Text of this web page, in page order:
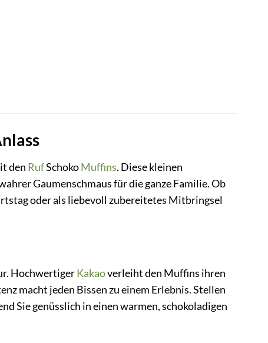
den RufSchokoMuffins. Diese kleinen
Gaumenschmaus für die ganze Familie. Ob
oder als liebevoll zubereitetes Mitbringsel
HochwertigerKakaoverleiht den Muffins ihren
macht jeden Bissen zu einem Erlebnis. Stellen
Sie genüsslich in einen warmen, schokoladigen